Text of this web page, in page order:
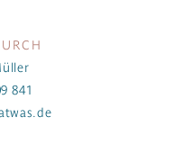
841